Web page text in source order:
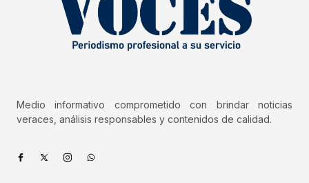
Medio informativo comprometido con brindar noticias
veraces, análisis responsables y contenidos de calidad.